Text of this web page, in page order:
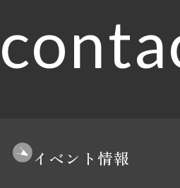
イベント情報